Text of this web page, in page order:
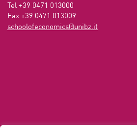
Tel +39 0471 013000
Fax +39 0471 013009
ti.zbinu@scimonocefoloohcs